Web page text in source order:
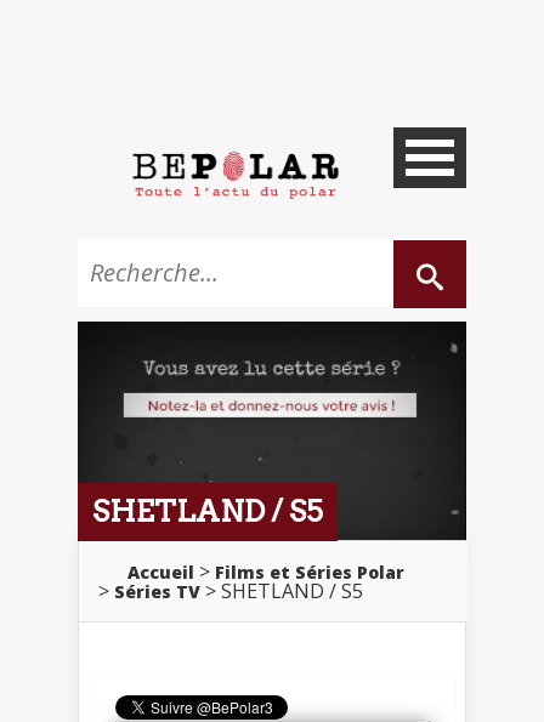
SHETLAND / S5
Accueil
Films et Séries Polar
Séries TV
SHETLAND / S5